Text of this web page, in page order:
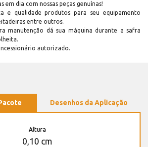
em dia com nossas peças genuínas!
e qualidade produtos para seu equipamento
entre outros.
manutenção dá sua máquina durante a safra
autorizado.
Desenhos da Aplicação
Altura
0,10 cm